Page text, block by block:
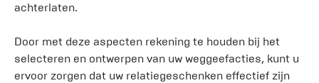
achterlaten.
Door met deze aspecten rekening te houden bij het
selecteren en ontwerpen van uw weggeefacties, kunt u
ervoor zorgen dat uw relatiegeschenken effectief zijn